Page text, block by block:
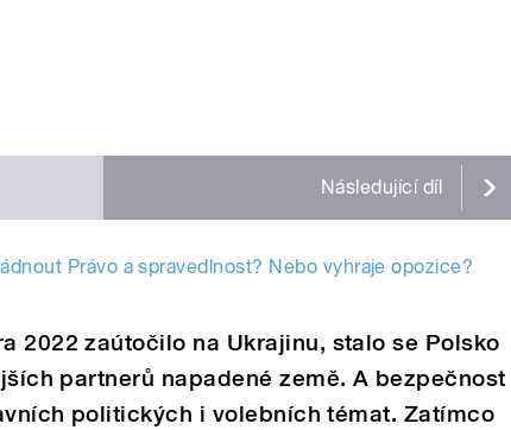
Následující díl
Právo a spravedlnost? Nebo vyhraje opozice?
2022 zaútočilo na Ukrajinu, stalo se Polsko
partnerů napadené země. A bezpečnost
politických i volebních témat. Zatímco